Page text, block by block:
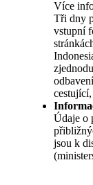
Více
Tři dny
vstupní
Údaje o
jsou k